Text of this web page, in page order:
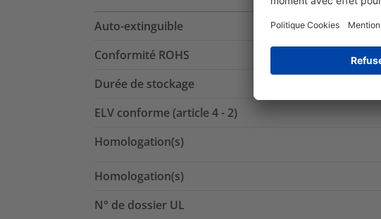
Auto-extinguible
Conformité ROHS
Durée de stockage
ELV conforme (article 4 - 2)
Homologation(s)
Homologation(s)
N° de dossier UL